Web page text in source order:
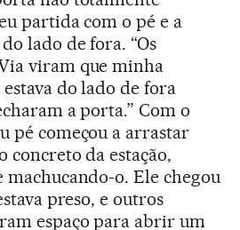
partida com o pé e a
lado de fora. “Os
viram que minha
do lado de fora
a porta.” Com o
pé começou a arrastar
concreto da estação,
machucando-o. Ele chegou
preso, e outros
espaço para abrir um